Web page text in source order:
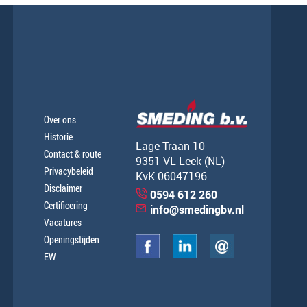
Over ons
Historie
Contact & route
Privacybeleid
Disclaimer
Certificering
Vacatures
Openingstijden
EW
Lage Traan 10
9351 VL Leek (NL)
KvK 06047196
0594 612 260
info@smedingbv.nl